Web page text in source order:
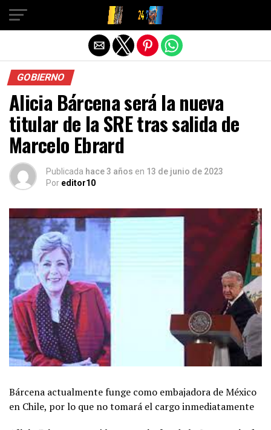
GOBIERNO
Alicia Bárcena será la nueva
titular de la SRE tras salida de
Marcelo Ebrard
Publicada hace 3 años en 13 de junio de 2023
Por editor10
Bárcena actualmente funge como embajadora de México
en Chile, por lo que no tomará el cargo inmediatamente
Salir de la versión móvil